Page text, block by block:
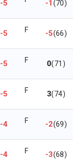
-5 -1(70)
-5 F -5(66)
-5 F 0(71)
-5 F 3(74)
-4 F -2(69)
-4 F -3(68)